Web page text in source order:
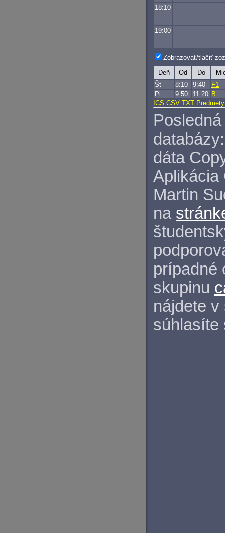
18:10
19:00
Zobrazovať/tlačiť
Deň Od Do
Št
8:10 9:40
F1
Pi
9:50 11:20 B
ICS CSV TXT Predmety
databázy:
dáta
Aplikácia
Martin
na
prípadné
skupinu
nájdete